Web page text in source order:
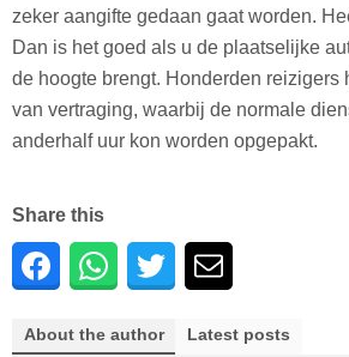
zeker aangifte gedaan gaat worden.
Dan is het goed als u de plaatselijke
de hoogte brengt. Honderden reizigers
van vertraging, waarbij de normale
anderhalf uur kon worden opgepakt.
Share this
About the author Latest posts